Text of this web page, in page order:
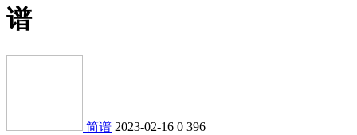
谱
简谱 2023-02-16 0 396